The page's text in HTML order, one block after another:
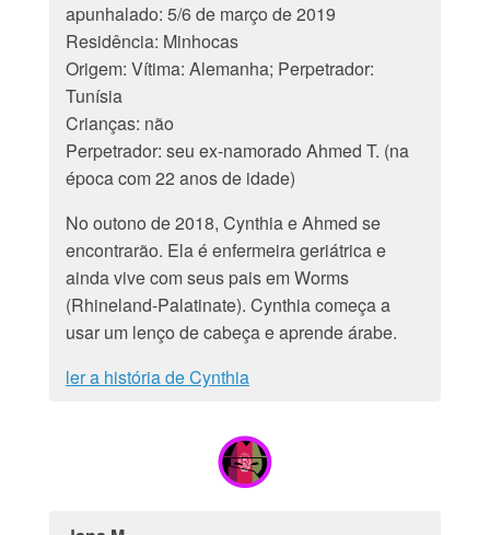
apunhalado: 5/6 de março de 2019
Residência: Minhocas
Origem: Vítima: Alemanha; Perpetrador:
Tunísia
Crianças: não
Perpetrador: seu ex-namorado Ahmed T. (na
época com 22 anos de idade)
No outono de 2018, Cynthia e Ahmed se
encontrarão. Ela é enfermeira geriátrica e
ainda vive com seus pais em Worms
(Rhineland-Palatinate). Cynthia começa a
usar um lenço de cabeça e aprende árabe.
ler a história de Cynthia